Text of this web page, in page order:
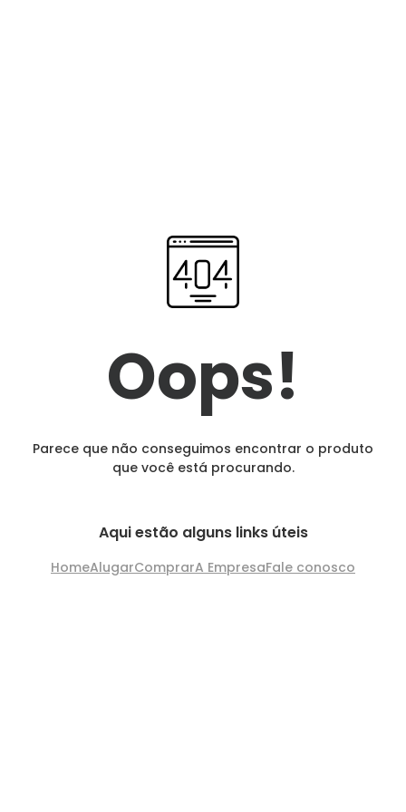
Oops!
Parece que não conseguimos encontrar o produto
que você está procurando.
Aqui estão alguns links úteis
HomeAlugarComprarA EmpresaFale conosco